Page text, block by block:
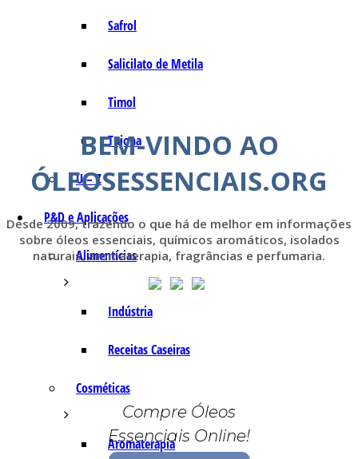
Safrol
Salicilato de Metila
Timol
Tujona
U – Z
P&D e Aplicações
Alimentícias
Indústria
Receitas Caseiras
Cosméticas
Aromaterapia
BEM-VINDO AO
ÓLEOSESSENCIAIS.ORG
Desde 2009, trazendo o que há de melhor em informações
sobre óleos essenciais, químicos aromáticos, isolados
naturais, aromaterapia, fragrâncias e perfumaria.
Compre Óleos
Essenciais Online!